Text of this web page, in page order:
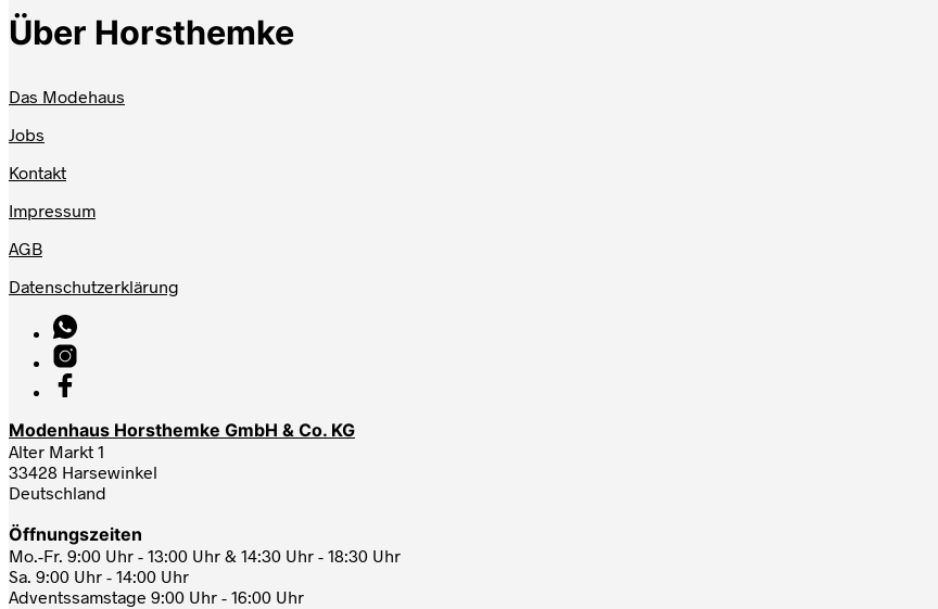
Über Horsthemke
Das Modehaus
Jobs
Kontakt
Impressum
AGB
Datenschutzerklärung
Modenhaus Horsthemke GmbH & Co. KG
Alter Markt 1
33428 Harsewinkel
Deutschland
Öffnungszeiten
Mo.-Fr. 9:00 Uhr - 13:00 Uhr & 14:30 Uhr - 18:30 Uhr
Sa. 9:00 Uhr - 14:00 Uhr
Adventssamstage 9:00 Uhr - 16:00 Uhr